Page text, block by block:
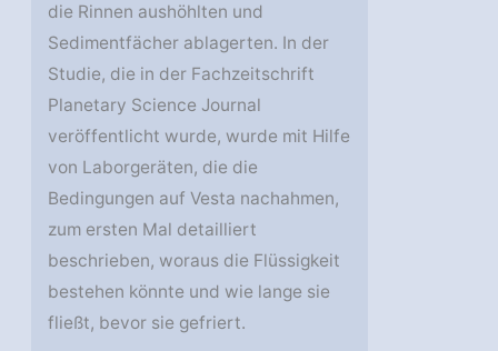
die Rinnen aushöhlten und
Sedimentfächer ablagerten. In der
Studie, die in der Fachzeitschrift
Planetary Science Journal
veröffentlicht wurde, wurde mit Hilfe
von Laborgeräten, die die
Bedingungen auf Vesta nachahmen,
zum ersten Mal detailliert
beschrieben, woraus die Flüssigkeit
bestehen könnte und wie lange sie
fließt, bevor sie gefriert.